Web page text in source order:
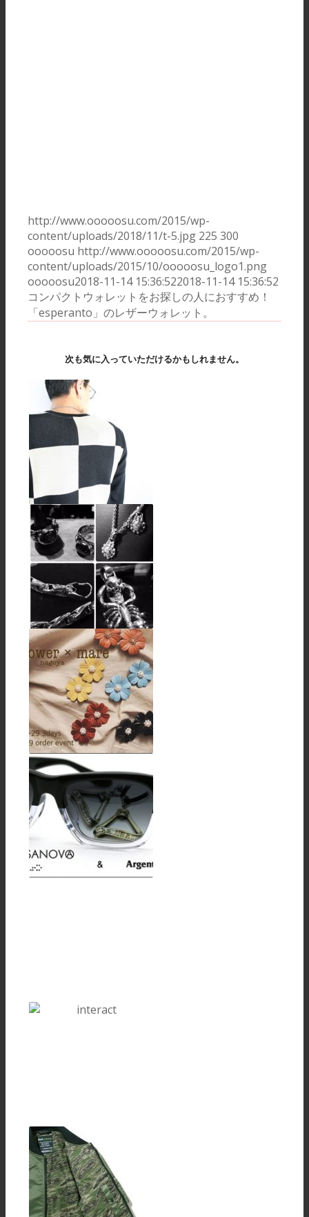
http://www.ooooosu.com/2015/wp-
content/uploads/2018/11/t-5.jpg 225 300
ooooosu http://www.ooooosu.com/2015/wp-
content/uploads/2015/10/ooooosu_logo1.png
ooooosu2018-11-14 15:36:522018-11-14 15:36:52
コンパクトウォレットをお探しの人におすすめ！
「esperanto」のレザーウォレット。
次も気に入っていただけるかもしれません。